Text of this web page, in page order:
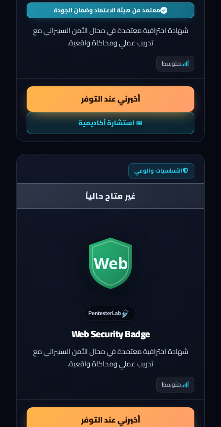
معتمد من هيئة الاعتماد وضمان الجودة
شهادة احترافية معتمدة في مجال الأمن السيبراني مع
تدريب عملي ومحاكاة واقعية.
متوسط
أخبرني عند التوفر
📅 استشارة أكاديمية
الأساسيات والوعي
غير متاح حالياً
PentesterLab
Web Security Badge
شهادة احترافية معتمدة في مجال الأمن السيبراني مع
تدريب عملي ومحاكاة واقعية.
متوسط
أخبرني عند التوفر